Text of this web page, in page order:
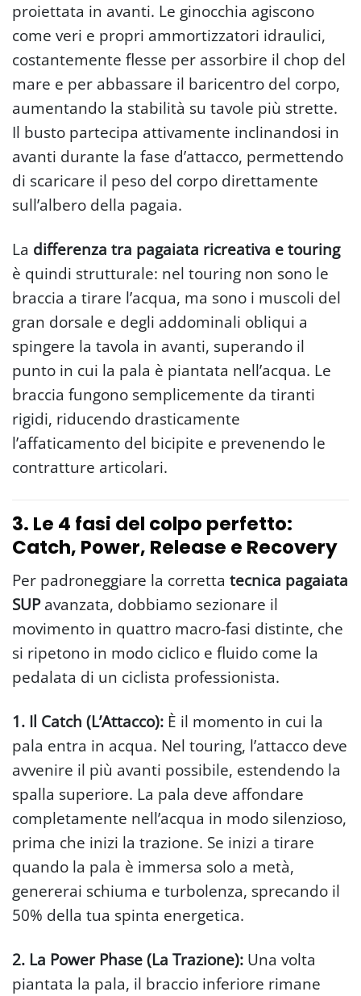
proiettata in avanti. Le ginocchia agiscono
come veri e propri ammortizzatori idraulici,
costantemente flesse per assorbire il chop del
mare e per abbassare il baricentro del corpo,
aumentando la stabilità su tavole più strette.
Il busto partecipa attivamente inclinandosi in
avanti durante la fase d’attacco, permettendo
di scaricare il peso del corpo direttamente
sull’albero della pagaia.
La differenza tra pagaiata ricreativa e touring
è quindi strutturale: nel touring non sono le
braccia a tirare l’acqua, ma sono i muscoli del
gran dorsale e degli addominali obliqui a
spingere la tavola in avanti, superando il
punto in cui la pala è piantata nell’acqua. Le
braccia fungono semplicemente da tiranti
rigidi, riducendo drasticamente
l’affaticamento del bicipite e prevenendo le
contratture articolari.
3. Le 4 fasi del colpo perfetto:
Catch, Power, Release e Recovery
Per padroneggiare la corretta tecnica pagaiata
SUPavanzata, dobbiamo sezionare il
movimento in quattro macro-fasi distinte, che
si ripetono in modo ciclico e fluido come la
pedalata di un ciclista professionista.
1. Il Catch (L’Attacco): È il momento in cui la
pala entra in acqua. Nel touring, l’attacco deve
avvenire il più avanti possibile, estendendo la
spalla superiore. La pala deve affondare
completamente nell’acqua in modo silenzioso,
prima che inizi la trazione. Se inizi a tirare
quando la pala è immersa solo a metà,
genererai schiuma e turbolenza, sprecando il
50% della tua spinta energetica.
2. La Power Phase (La Trazione): Una volta
piantata la pala, il braccio inferiore rimane